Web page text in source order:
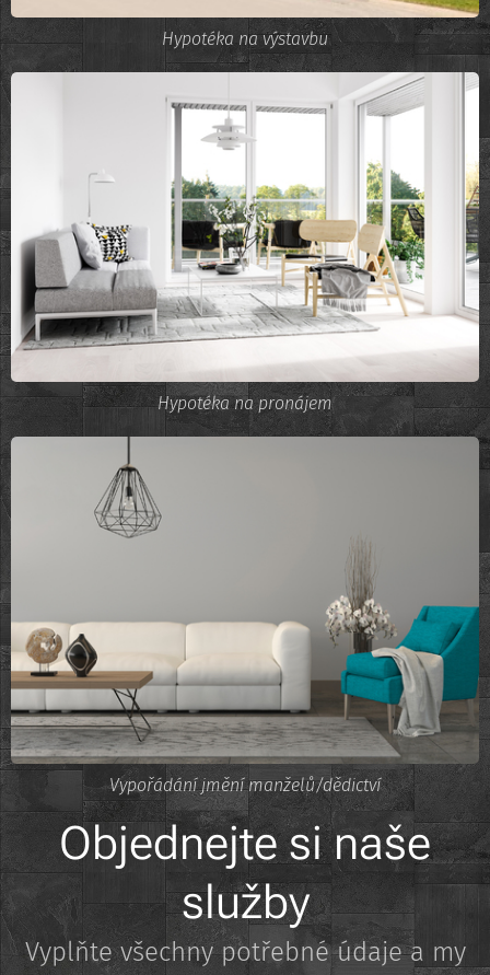
Hypotéka na výstavbu
Hypotéka na pronájem
Vypořádání jmění manželů/dědictví
Objednejte si naše
služby
Vyplňte všechny potřebné údaje a my